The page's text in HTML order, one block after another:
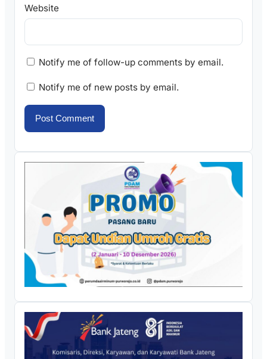
Website
Notify me of follow-up comments by email.
Notify me of new posts by email.